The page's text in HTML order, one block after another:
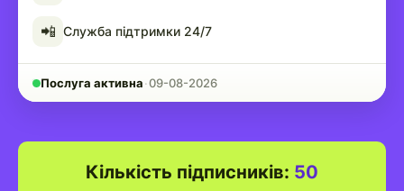
📲 Служба підтримки 24/7
Послуга активна·09-08-2026
Кількість підписників: 50